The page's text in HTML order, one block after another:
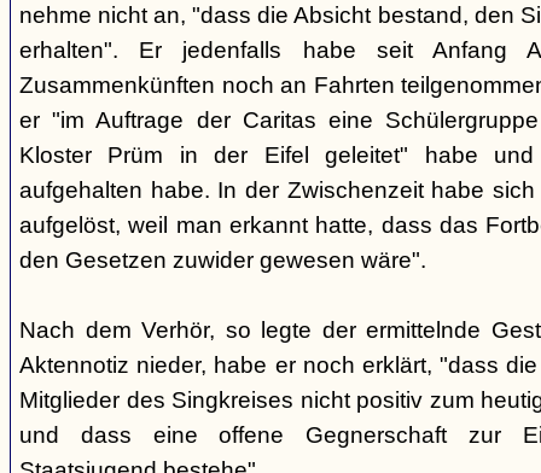
nehme nicht an, "dass die Absicht bestand, den
erhalten". Er jedenfalls habe seit Anfang
Zusammenkünften noch an Fahrten
er "im Auftrage der Caritas eine
Kloster Prüm in der Eifel geleitet" habe
aufgehalten habe. In der Zwischenzeit habe
aufgelöst, weil man erkannt hatte, dass das
den Gesetzen zuwider gewesen wäre".
Nach dem Verhör, so legte der ermittelnde
Aktennotiz nieder, habe er noch erklärt, "dass
Mitglieder des Singkreises nicht positiv zum
und dass eine offene Gegnerschaft zur